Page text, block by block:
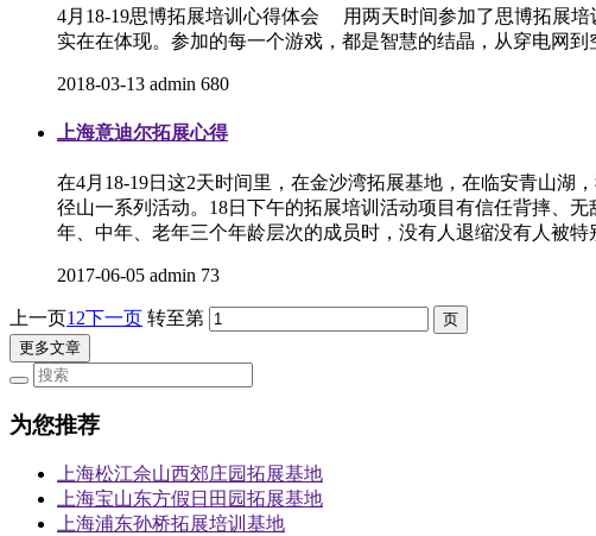
4月18-19思博拓展培训心得体会 用两天时间参加了思博拓展培
实在在体现。参加的每一个游戏，都是智慧的结晶，从穿电网
2018-03-13 admin 680
上海意迪尔拓展心得
在4月18-19日这2天时间里，在金沙湾拓展基地，在临安青山
径山一系列活动。18日下午的拓展培训活动项目有信任背摔、
年、中年、老年三个年龄层次的成员时，没有人退缩没有人被特
2017-06-05 admin 73
上一页1 2下一页 转至第
更多文章
为您推荐
上海松江佘山西郊庄园拓展基地
上海宝山东方假日田园拓展基地
上海浦东孙桥拓展培训基地